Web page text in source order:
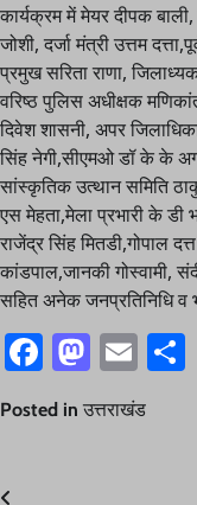
कार्यक्रम में मेयर दीपक
जोशी, दर्जा मंत्री उत्तम
प्रमुख सरिता राणा,
वरिष्ठ पुलिस अधीक्षक
दिवेश शासनी, अपर
सिंह नेगी,सीएमओ डॉ के के
सांस्कृतिक उत्थान समिति
एस मेहता,मेला प्रभारी के
राजेंद्र सिंह मितडी,गोपाल
कांडपाल,जानकी गोस्वामी,
सहित अनेक जनप्रतिनिधि व
Facebook
Posted in उत्तराखंड